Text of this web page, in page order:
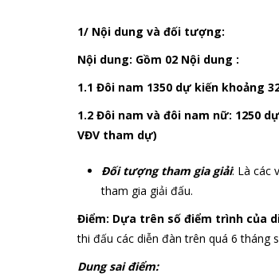
1/ Nội dung và đối tượng:
Nội dung: Gồm 02 Nội dung :
1.1 Đôi nam 1350 dự kiến khoảng
1.2 Đôi nam và đôi nam nữ: 1250
VĐV tham dự)
Đối tượng tham gia giải: Là các
tham gia giải đấu.
Điểm: Dựa trên số điểm trình của
thi đấu các diễn đàn trên quá 6 tháng
Dung sai điểm: